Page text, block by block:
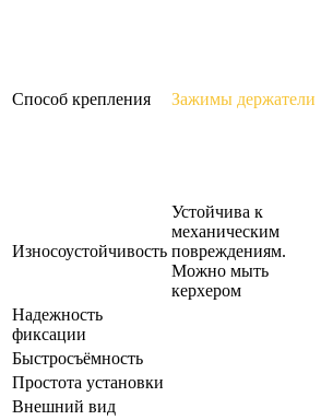
Способ крепления Зажимы держатели
Износоустойчивость
Устойчива к
механическим
повреждениям.
Можно мыть
керхером
Надежность
фиксации
Быстросъёмность
Простота установки
Внешний вид